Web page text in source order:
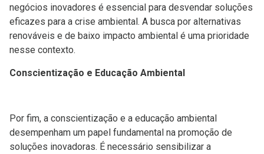
negócios inovadores é essencial para desvendar soluções
eficazes para a crise ambiental. A busca por alternativas
renováveis e de baixo impacto ambiental é uma prioridade
nesse contexto.
Conscientização e Educação Ambiental
Por fim, a conscientização e a educação ambiental
desempenham um papel fundamental na promoção de
soluções inovadoras. É necessário sensibilizar a